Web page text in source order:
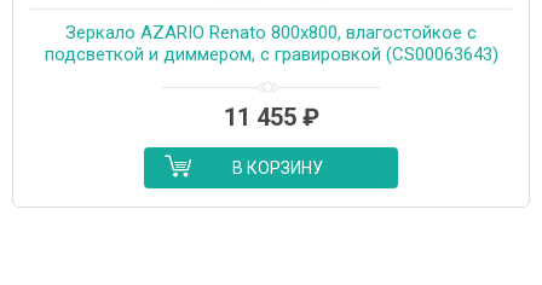
Зеркало AZARIO Renato 800х800, влагостойкое с
подсветкой и диммером, с гравировкой (CS00063643)
11 455 ₽
В КОРЗИНУ